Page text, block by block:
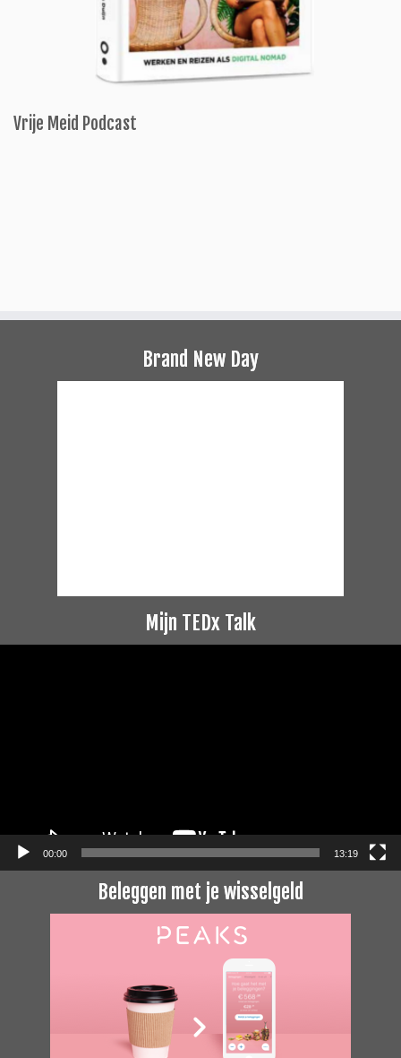
Vrije Meid Podcast
Brand New Day
Mijn TEDx Talk
00:00 13:19
Beleggen met je wisselgeld